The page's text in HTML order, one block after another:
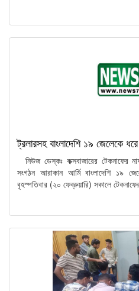
ট্রলারসহ বাংলাদেশি ১৯ জেলেকে
নিউজ ডেস্কঃ কক্সবাজারের টেকনাফের
সংগঠন আরাকান আর্মি বাংলাদেশি ১৯
বৃহস্পতিবার (২০ ফেব্রুয়ারি) সকালে